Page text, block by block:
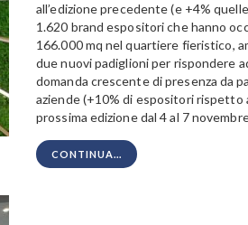
all’edizione precedente (e +4%
1.620 brand espositori che hanno
166.000 mq nel quartiere fieristico,
due nuovi padiglioni per rispondere
domanda crescente di presenza da
aziende (+10% di espositori rispetto
prossima edizione dal 4 al 7
CONTINUA...